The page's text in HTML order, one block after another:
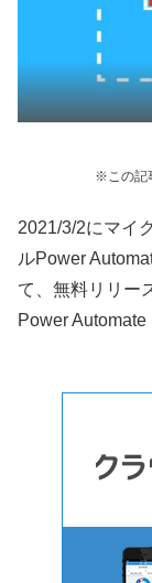
※この記
2021/3/2にマイ
ルPower
て、無料リリー
Power Automate